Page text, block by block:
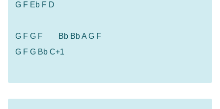
G F Eb F D
G F G F Bb Bb A G F
G F G Bb C+1